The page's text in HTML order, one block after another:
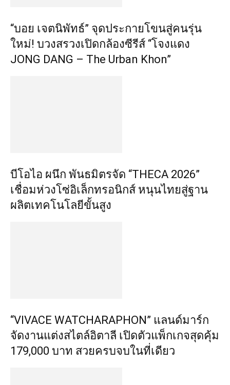
“บอย เจตนิพัทธ์” จุดประกายโขนสู่คนรุ่น
ใหม่! บวงสรวงเปิดกล้องซีรีส์ “โจงแดง
JONG DANG – The Urban Khon”
บีโอไอ ผนึก พันธมิตรจัด “THECA 2026”
เชื่อมห่วงโซ่อิเล็กทรอนิกส์ หนุนไทยสู่ฐาน
ผลิตเทคโนโลยีขั้นสูง
“VIVACE WATCHARAPHON” แลนด์มาร์ก
จัดงานแต่งสไตล์อิตาลี เปิดตัวแพ็กเกจสุดคุ้ม
179,000 บาท สวยครบจบในที่เดียว